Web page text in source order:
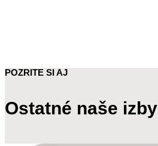
POZRITE SI AJ
Ostatné naše izby